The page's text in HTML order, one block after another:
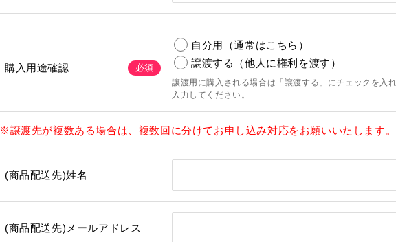
購入用途確認 必須
自分用（通常はこちら）
譲渡する（他人に権利を渡す）
譲渡用に購入される場合は「譲渡する」にチェックを入
入力してください。
※譲渡先が複数ある場合は、複数回に分けてお申し込み対応をお願いいたします。
(商品配送先)姓名
(商品配送先)メールアドレス